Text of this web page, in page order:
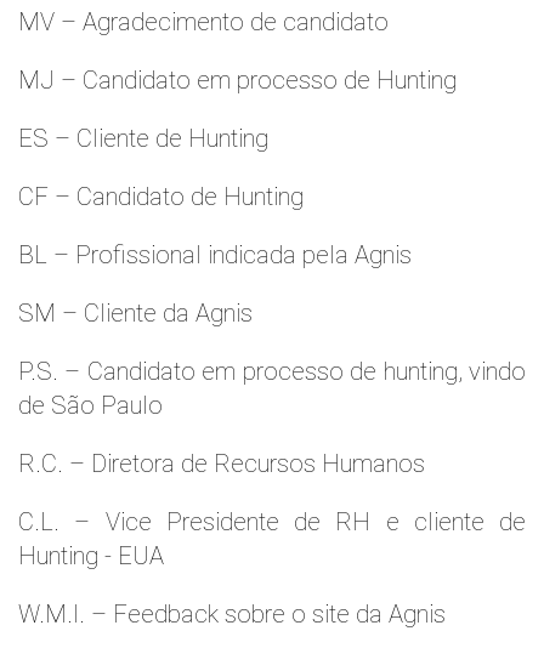
MV – Agradecimento de candidato
MJ – Candidato em processo de Hunting
ES – Cliente de Hunting
CF – Candidato de Hunting
BL – Profissional indicada pela Agnis
SM – Cliente da Agnis
P.S. – Candidato em processo de hunting, vindo
de São Paulo
R.C. – Diretora de Recursos Humanos
C.L. – Vice Presidente de RH e cliente de
Hunting - EUA
W.M.l. – Feedback sobre o site da Agnis